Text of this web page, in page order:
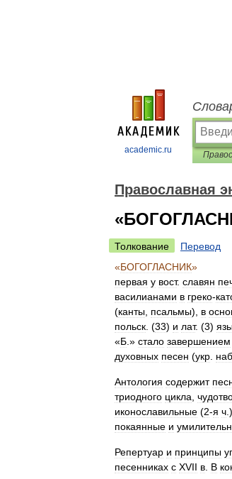
academic.ru
Православная
Толкование
Перевод
«БОГОГЛАСНИК»
первая у вост. славян
василианами в греко-
(канты псальмы), в
польск . (33) и лат. (3)
«Б .» стало завершением
духовных песен (укр
Антология содержит
триодного цикла
иконославильные (2-я ч .),
покаянные и
Репертуар и принципы
песенниках с XVII в В